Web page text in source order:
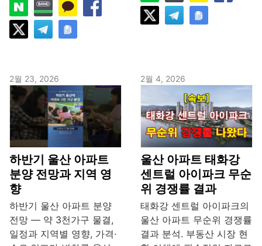
2월 23, 2026
하반기 울산 아파트
분양 전망과 지역 영
향
하반기 울산 아파트 분양
전망 — 약 3천가구 물결,
일정과 지역별 영향, 가격·
2월 4, 2026
울산 아파트 태화강
센트럴 아이파크 무순
위 경쟁률 결과
태화강 센트럴 아이파크의
울산 아파트 무순위 경쟁률
결과 분석. 부동산 시장 현